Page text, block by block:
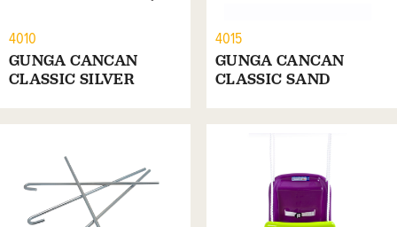
4010
GUNGA CANCAN
CLASSIC SILVER
4015
GUNGA CANCAN
CLASSIC SAND